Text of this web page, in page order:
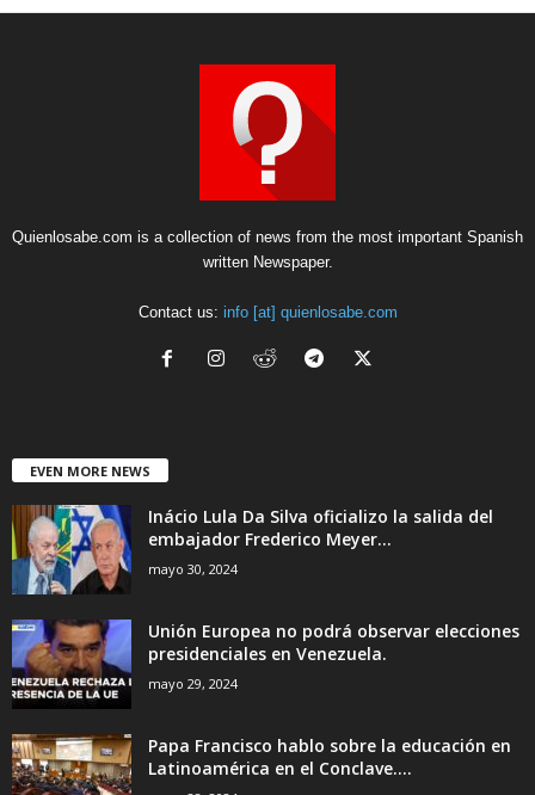
Quienlosabe.com is a collection of news from the most important Spanish
written Newspaper.
Contact us: info [at] quienlosabe.com
EVEN MORE NEWS
Inácio Lula Da Silva oficializo la salida del
embajador Frederico Meyer...
mayo 30, 2024
Unión Europea no podrá observar elecciones
presidenciales en Venezuela.
mayo 29, 2024
Papa Francisco hablo sobre la educación en
Latinoamérica en el Conclave....